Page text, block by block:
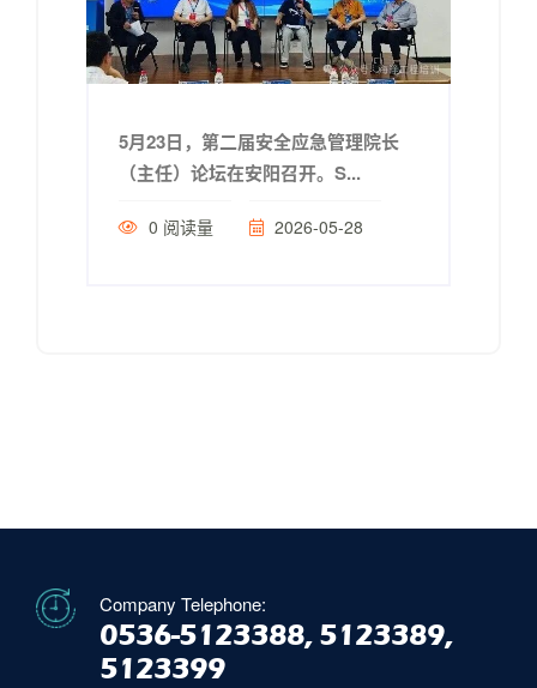
5月23日，第二届安全应急管理院长
（主任）论坛在安阳召开。S...
0 阅读量 2026-05-28
Company Telephone:
0536-5123388, 5123389,
5123399